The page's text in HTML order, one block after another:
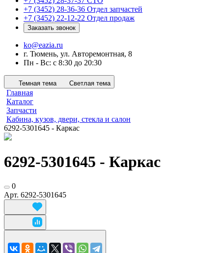
+7 (3452) 28-36-36 Отдел запчастей
+7 (3452) 22-12-22 Отдел продаж
Заказать звонок
ko@eazia.ru
г. Тюмень, ул. Авторемонтная, 8
Пн - Вс: с 8:30 до 20:30
Темная тема Светлая тема
Главная
Каталог
Запчасти
Кабина, кузов, двери, стекла и салон
6292-5301645 - Каркас
6292-5301645 - Каркас
0
Арт. 6292-5301645